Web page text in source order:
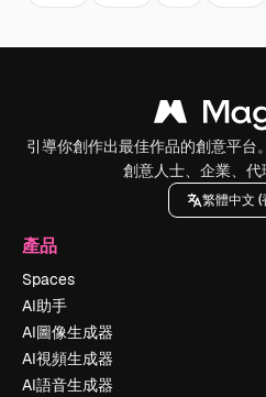
引導你創作出最佳作品的創意平台
創意人士、企業、代
繁體中文 (
產品
Spaces
AI助手
AI圖像生成器
AI視頻生成器
AI語音生成器